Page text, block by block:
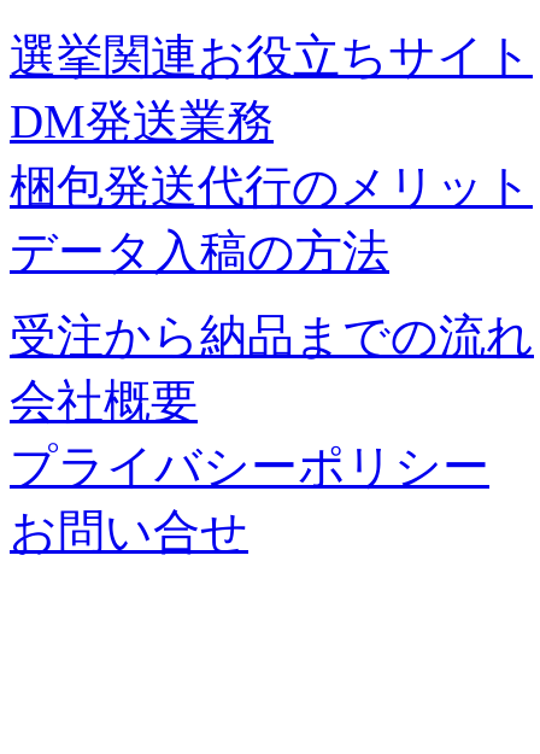
選挙関連お役立ちサイト
DM発送業務
梱包発送代行のメリット
データ入稿の方法
受注から納品までの流れ
会社概要
プライバシーポリシー
お問い合せ